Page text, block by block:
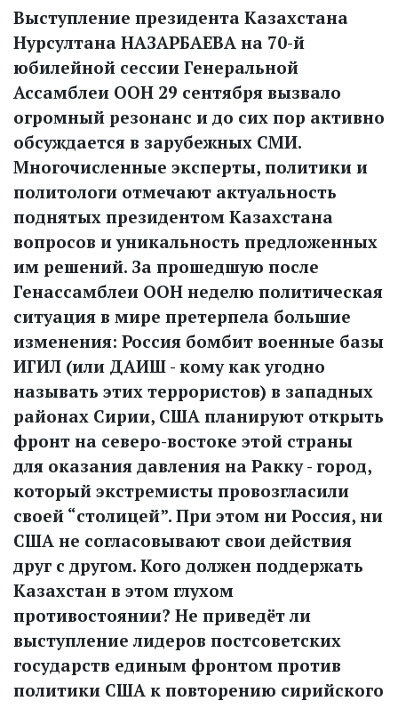
Выступление президента Казахстана
Нурсултана НАЗАРБАЕВА на 70-й
юбилейной сессии Генеральной
Ассамблеи ООН 29 сентября вызвало
огромный резонанс и до сих пор активно
обсуждается в зарубежных СМИ.
Многочисленные эксперты, политики и
политологи отмечают актуальность
поднятых президентом Казахстана
вопросов и уникальность предложенных
им решений. За прошедшую после
Генассамблеи ООН неделю политическая
ситуация в мире претерпела большие
изменения: Россия бомбит военные базы
ИГИЛ (или ДАИШ - кому как угодно
называть этих террористов) в западных
районах Сирии, США планируют открыть
фронт на северо-востоке этой страны
для оказания давления на Ракку - город,
который экстремисты провозгласили
своей “столицей”. При этом ни Россия, ни
США не согласовывают свои действия
друг с другом. Кого должен поддержать
Казахстан в этом глухом
противостоянии? Не приведёт ли
выступление лидеров постсоветских
государств единым фронтом против
политики США к повторению сирийского